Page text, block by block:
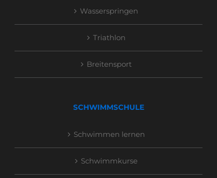
Wasserspringen
Triathlon
Breitensport
SCHWIMMSCHULE
Schwimmen lernen
Schwimmkurse